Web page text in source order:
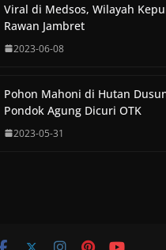
Viral di Medsos, Wilayah
Rawan Jambret
2023-06-08
Pohon Mahoni di Hutan
Pondok Agung Dicuri OTK
2023-05-31